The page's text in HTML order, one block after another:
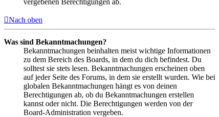
vergebenen Berechtigungen ab.
Nach oben
Was sind Bekanntmachungen?
Bekanntmachungen beinhalten meist wichtige Informationen
zu dem Bereich des Boards, in dem du dich befindest. Du
solltest sie stets lesen. Bekanntmachungen erscheinen oben
auf jeder Seite des Forums, in dem sie erstellt wurden. Wie bei
globalen Bekanntmachungen hängt es von deinen
Berechtigungen ab, ob du Bekanntmachungen erstellen
kannst oder nicht. Die Berechtigungen werden von der
Board-Administration vergeben.